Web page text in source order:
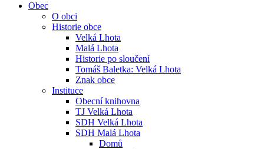
Obec
O obci
Historie obce
Velká Lhota
Malá Lhota
Historie po sloučení
Tomáš Baletka: Velká Lhota
Znak obce
Instituce
Obecní knihovna
TJ Velká Lhota
SDH Velká Lhota
SDH Malá Lhota
Domů